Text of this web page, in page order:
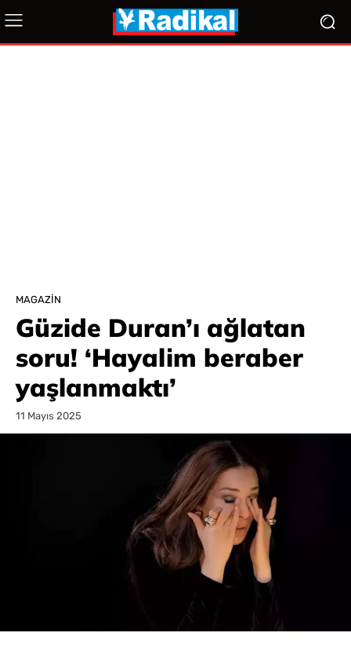
MAGAZIN
Güzide Duran’ı ağlatan
soru! ‘Hayalim beraber
yaşlanmaktı’
11 Mayıs 2025